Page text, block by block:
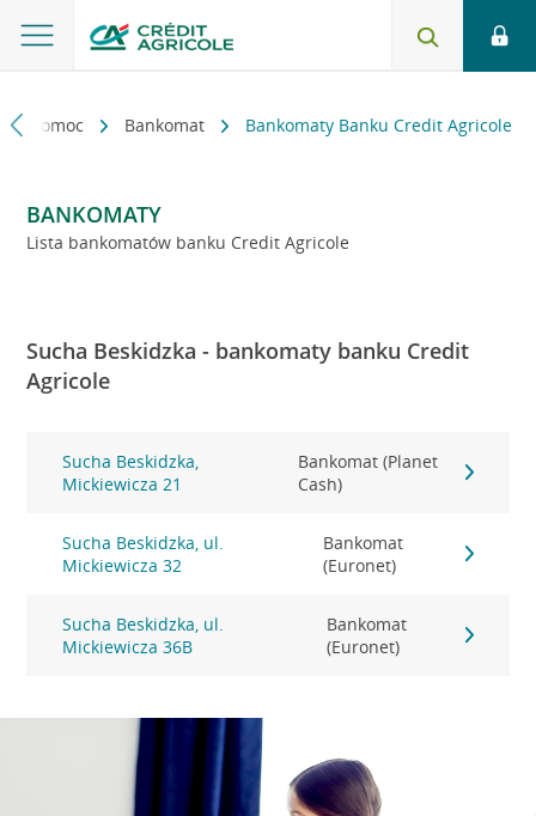
i pomoc Bankomat Bankomaty Banku Credit Agricole
BANKOMATY
Lista bankomatów banku Credit Agricole
Sucha Beskidzka - bankomaty banku Credit
Agricole
Sucha Beskidzka,
Mickiewicza 21
Bankomat (Planet
Cash)
Sucha Beskidzka, ul.
Mickiewicza 32
Bankomat
(Euronet)
Sucha Beskidzka, ul.
Mickiewicza 36B
Bankomat
(Euronet)